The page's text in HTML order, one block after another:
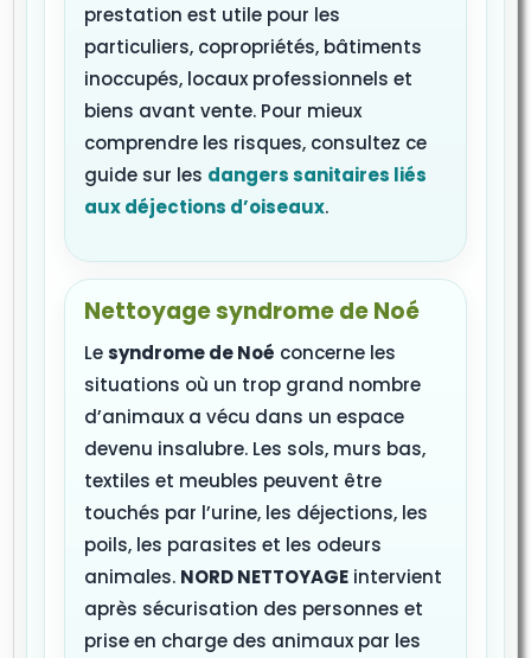
prestation est utile pour les
particuliers, copropriétés, bâtiments
inoccupés, locaux professionnels et
biens avant vente. Pour mieux
comprendre les risques, consultez ce
guide sur les dangers sanitaires liés
aux déjections d’oiseaux.
Nettoyage syndrome de Noé
Lesyndrome de Noé concerne les
situations où un trop grand nombre
d’animaux a vécu dans un espace
devenu insalubre. Les sols, murs bas,
textiles et meubles peuvent être
touchés par l’urine, les déjections, les
poils, les parasites et les odeurs
animales. NORD NETTOYAGE intervient
après sécurisation des personnes et
prise en charge des animaux par les